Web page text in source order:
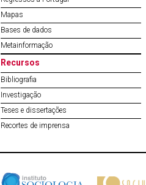
Mapas
Bases de dados
Metainformação
Recursos
Bibliografia
Investigação
Teses e dissertações
Recortes de imprensa